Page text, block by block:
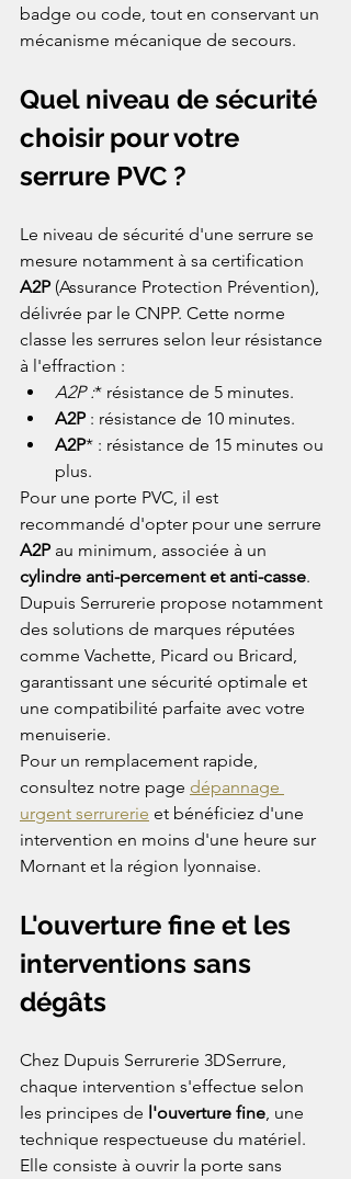
badge ou code, tout en conservant un
mécanisme mécanique de secours.
Quel niveau de sécurité
choisir pour votre
serrure PVC ?
Le niveau de sécurité d'une serrure se
mesure notamment à sa certification
A2P (Assurance Protection Prévention),
délivrée par le CNPP. Cette norme
classe les serrures selon leur résistance
à l'effraction :
A2P :* résistance de 5 minutes.
A2P : résistance de 10 minutes.
A2P* : résistance de 15 minutes ou
plus.
Pour une porte PVC, il est
recommandé d'opter pour une serrure
A2P au minimum, associée à un
cylindre anti-percement et anti-casse.
Dupuis Serrurerie propose notamment
des solutions de marques réputées
comme Vachette, Picard ou Bricard,
garantissant une sécurité optimale et
une compatibilité parfaite avec votre
menuiserie.
Pour un remplacement rapide,
consultez notre page dépannage
urgent serrurerie et bénéficiez d'une
intervention en moins d'une heure sur
Mornant et la région lyonnaise.
L'ouverture fine et les
interventions sans
dégâts
Chez Dupuis Serrurerie 3DSerrure,
chaque intervention s'effectue selon
les principes de l'ouverture fine, une
technique respectueuse du matériel.
Elle consiste à ouvrir la porte sans